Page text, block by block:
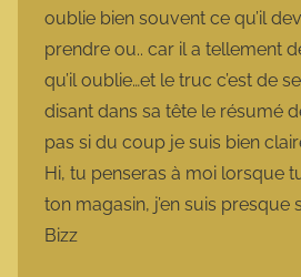
oublie bien souvent ce qu’il
prendre ou.. car il a tellement
qu’il oublie…et le truc c’est de
disant dans sa tête le résumé
pas si du coup je suis bien
Hi, tu penseras à moi lorsque
ton magasin, j’en suis presque
Bizz